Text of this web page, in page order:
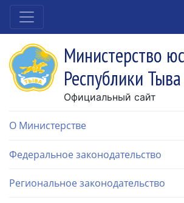
Министерство
Республики Тыва
Официальный сайт
О Министерстве
Федеральное законодательство
Региональное законодательство